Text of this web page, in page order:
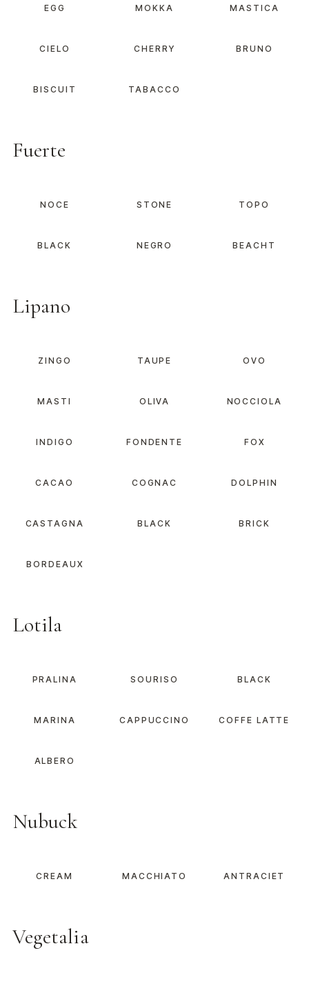
EGG MOKKA MASTICA
CIELO CHERRY BRUNO
BISCUIT TABACCO
Fuerte
NOCE STONE TOPO
BLACK NEGRO BEACHT
Lipano
ZINGO TAUPE OVO
MASTI OLIVA NOCCIOLA
INDIGO FONDENTE FOX
CACAO COGNAC DOLPHIN
CASTAGNA BLACK BRICK
BORDEAUX
Lotila
PRALINA SOURISO BLACK
MARINA CAPPUCCINO COFFE LATTE
ALBERO
Nubuck
CREAM MACCHIATO ANTRACIET
Vegetalia